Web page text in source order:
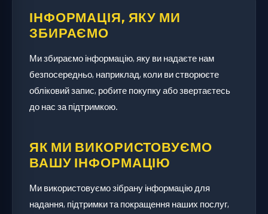
ІНФОРМАЦІЯ, ЯКУ МИ
ЗБИРАЄМО
Ми збираємо інформацію, яку ви надаєте нам
безпосередньо, наприклад, коли ви створюєте
обліковий запис, робите покупку або звертаєтесь
до нас за підтримкою.
ЯК МИ ВИКОРИСТОВУЄМО
ВАШУ ІНФОРМАЦІЮ
Ми використовуємо зібрану інформацію для
надання, підтримки та покращення наших послуг,